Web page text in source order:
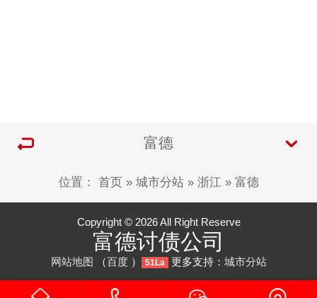
富德
位置： 首页 » 城市分站» 浙江» 富德
Copyright © 2026 All Right Reserve
富德讨债公司
网站地图 （百度） 51La 更多支持： 城市分站